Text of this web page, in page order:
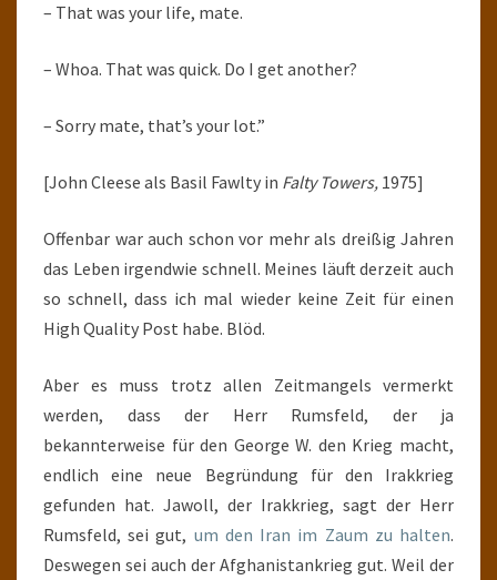
– That was your life, mate.
– Whoa. That was quick. Do I get another?
– Sorry mate, that’s your lot.”
[John Cleese als Basil Fawlty in Falty Towers, 1975]
Offenbar war auch schon vor mehr als dreißig Jahren
das Leben irgendwie schnell. Meines läuft derzeit auch
so schnell, dass ich mal wieder keine Zeit für einen
High Quality Post habe. Blöd.
Aber es muss trotz allen Zeitmangels vermerkt
werden, dass der Herr Rumsfeld, der ja
bekannterweise für den George W. den Krieg macht,
endlich eine neue Begründung für den Irakkrieg
gefunden hat. Jawoll, der Irakkrieg, sagt der Herr
Rumsfeld, sei gut, um den Iran im Zaum zu halten.
Deswegen sei auch der Afghanistankrieg gut. Weil der